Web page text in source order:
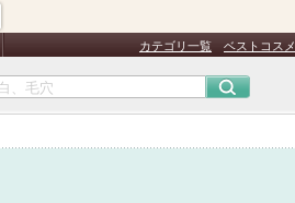
カテゴリ一覧 ベストコスメ
認
証